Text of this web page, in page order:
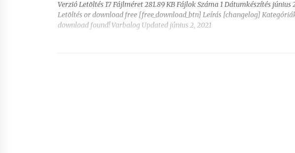
Verzió Letöltés 17 Fájlméret 281.89 KB Fájlok Száma 1 Dátumkészítés
Letöltés or download free [free_download_btn] Leírás [changelog]
download found! Varbalog Updated június 2, 2021